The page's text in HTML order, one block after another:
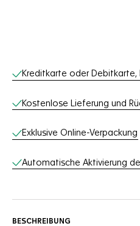
Online-Services
Kreditkarte oder Debitkarte,
Kostenlose Lieferung und
Exklusive Online-Verpackung
Automatische Aktivierung
BESCHREIBUNG